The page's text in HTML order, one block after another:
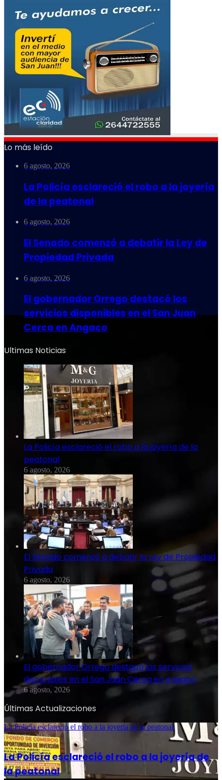
Lo más leído
6 agosto, 2026
La Policía esclareció el robo a la joyería
de la peatonal
6 agosto, 2026
El Senado comenzó a debatir la Ley de
Propiedad Privada
6 agosto, 2026
El gobernador Orrego destacó los
servicios disponibles en el San Juan
Cerca en Angaco
Ultimas Noticias
La Policía esclareció el robo a la joyería de la
peatonal
6 agosto, 2026
El Senado comenzó a debatir la Ley de Propiedad
Privada
6 agosto, 2026
El gobernador Orrego destacó los servicios
disponibles en el San Juan Cerca en Angaco
6 agosto, 2026
Últimas Actualizaciones
La Policía esclareció el robo a la joyería de la peatonal
6 agosto, 2026
La Policía esclareció el robo a la joyería de
la peatonal